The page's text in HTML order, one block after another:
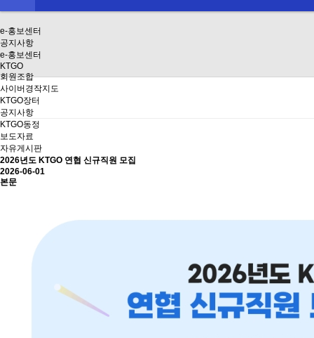
e-홍보센터
공지사항
e-홍보센터
KTGO
회원조합
사이버경작지도
KTGO장터
공지사항
KTGO동정
보도자료
자유게시판
2026년도 KTGO 연협 신규직원 모집
2026-06-01
본문